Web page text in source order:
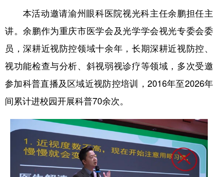
本活动邀请渝州眼科医院视光科主任余鹏担任主
讲。余鹏作为重庆市医学会及光学学会视光专委会委
员，深耕近视防控领域十余年，长期深耕近视防控、
视功能检查与分析、斜视弱视诊疗等领域，多次受邀
参加科普直播及区域近视防控培训，2016年至2026年
间累计进校园开展科普70余次。